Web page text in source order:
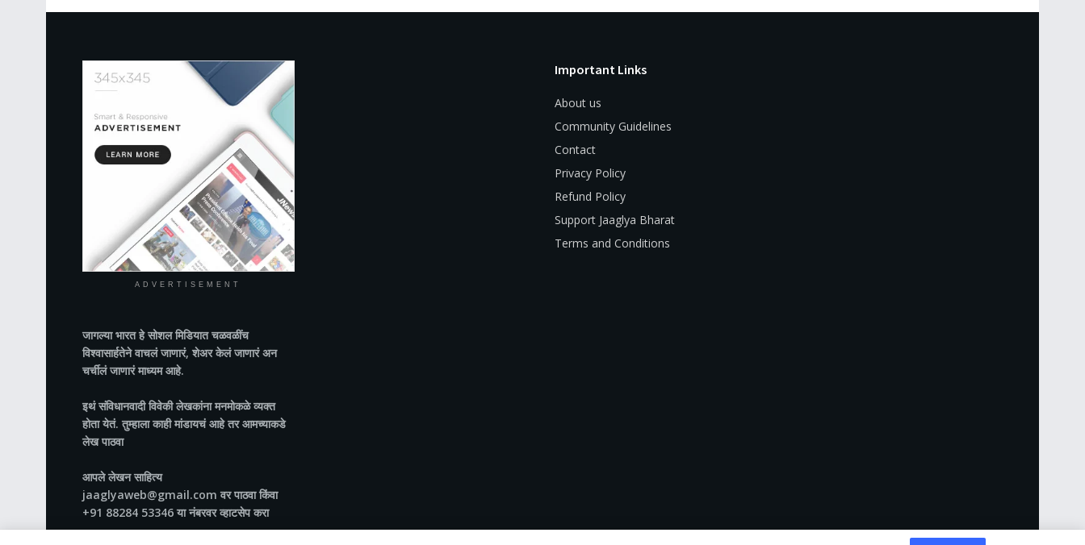
ADVERTISEMENT
जागल्या भारतहे सोशल मिडियात चळवळींच
विश्वासार्हतेने वाचलं जाणारं, शेअर केलं जाणारं अन
चर्चीलं जाणारं माध्यम आहे.
इथं संविधानवादी विवेकी लेखकांना मनमोकळे व्यक्त
होता येतं. तुम्हाला काही मांडायचं आहे तर आमच्याकडे
लेख पाठवा
आपले लेखन साहित्य
jaaglyaweb@gmail.com वर पाठवा किंवा
+91 88284 53346 या नंबरवर व्हाटसेप करा
Important Links
About us
Community Guidelines
Contact
Privacy Policy
Refund Policy
Support Jaaglya Bharat
Terms and Conditions